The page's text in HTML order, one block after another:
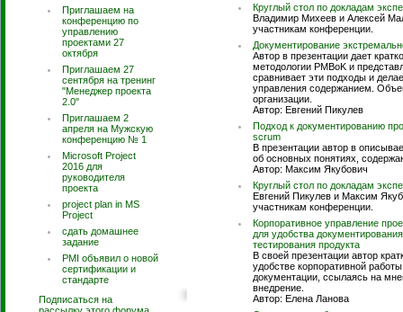
Приглашаем на
конференцию по
управлению
проектами 27
октября
Приглашаем 27
сентября на тренинг
"Менеджер проекта
2.0"
Приглашаем 2
апреля на Мужскую
конференцию № 1
Microsoft Project
2016 для
руководителя
проекта
project plan in MS
Project
сдать домашнее
задание
PMI объявил о новой
сертификации и
стандарте
Подписаться на
Круглый стол по докладам
Владимир Михеев и Алексей
участникам конференции.
Документирование
Автор в презентации дает
методологии PMBoK и
сравнивает эти подходы и
управления содержанием.
организации.
Автор: Евгений Пикулев
Подход к документированию
scrum
В презентации автор в
об основных понятиях,
Автор: Максим Якубович
Круглый стол по докладам
Евгений Пикулев и Максим
участникам конференции.
Корпоративное управление
для удобства
тестирования продукта
В своей презентации автор
удобстве корпоративной
документации, ссылаясь на
внедрение.
Автор: Елена Ланова